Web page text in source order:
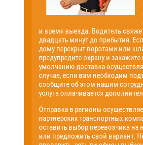
и время выезда. Водитель
двадцать минут до прибытия.
дому перекрыт воротами или
предупредите охрану и
умолчанию доставка
случае, если вам необходим
сообщите об этом нашим
услуга оплачивается
Отправка в регионы
партнерских транспортных
оставить выбор перевозчика на
или предложить свой вариант.